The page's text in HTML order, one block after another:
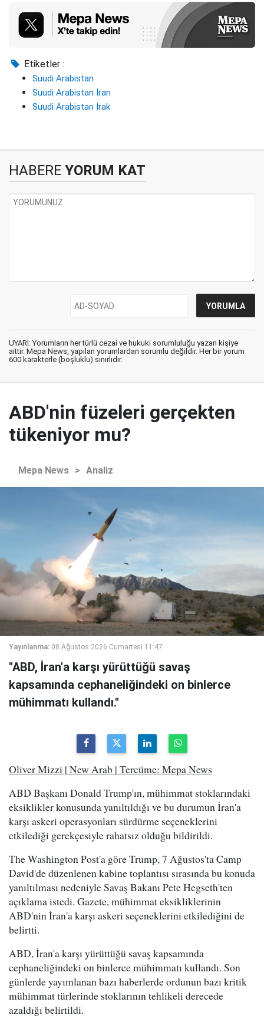
Etiketler :
Suudi Arabistan
Suudi Arabistan İran
Suudi Arabistan Irak
HABERE YORUM KAT
UYARI: Yorumların her türlü cezai ve hukuki sorumluluğu yazan kişiye
aittir. Mepa News, yapılan yorumlardan sorumlu değildir. Her bir yorum
600 karakterle (boşluklu) sınırlıdır.
ABD'nin füzeleri gerçekten
tükeniyor mu?
Mepa News > Analiz
Yayınlanma: 08 Ağustos 2026 Cumartesi 11:47
"ABD, İran'a karşı yürüttüğü savaş
kapsamında cephaneliğindeki on binlerce
mühimmatı kullandı."
Oliver Mizzi | New Arab | Tercüme: Mepa News
ABD Başkanı Donald Trump'ın, mühimmat stoklarındaki
eksiklikler konusunda yanıltıldığı ve bu durumun İran'a
karşı askeri operasyonları sürdürme seçeneklerini
etkilediği gerekçesiyle rahatsız olduğu bildirildi.
The Washington Post'a göre Trump, 7 Ağustos'ta Camp
David'de düzenlenen kabine toplantısı sırasında bu konuda
yanıltılması nedeniyle Savaş Bakanı Pete Hegseth'ten
açıklama istedi. Gazete, mühimmat eksikliklerinin
ABD'nin İran'a karşı askeri seçeneklerini etkilediğini de
belirtti.
ABD, İran'a karşı yürüttüğü savaş kapsamında
cephaneliğindeki on binlerce mühimmatı kullandı. Son
günlerde yayımlanan bazı haberlerde ordunun bazı kritik
mühimmat türlerinde stoklarının tehlikeli derecede
azaldığı belirtildi.